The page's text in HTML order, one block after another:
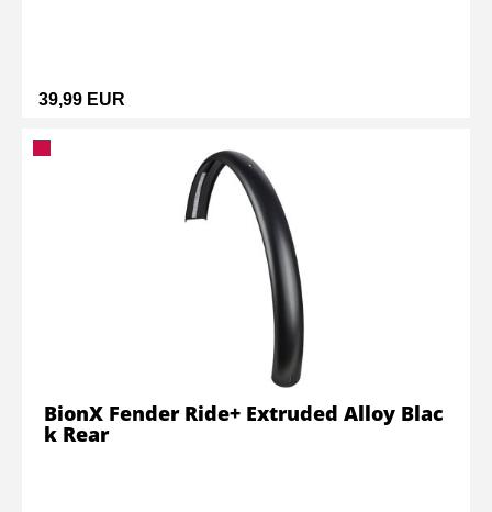
39,99 EUR
BionX Fender Ride+ Extruded Alloy Blac
k Rear